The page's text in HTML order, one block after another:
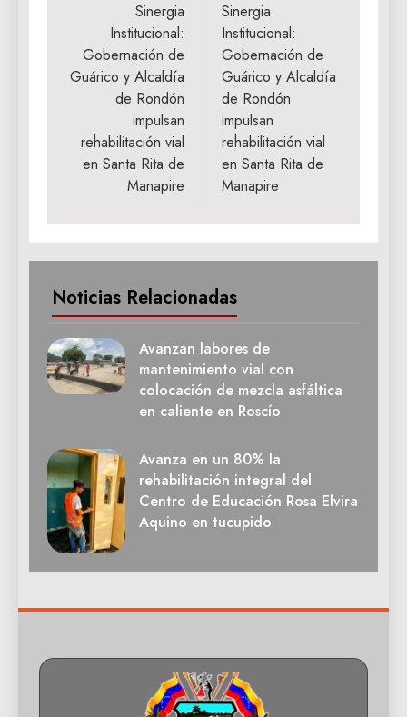
entradas
Sinergia
Institucional:
Gobernación de
Guárico y Alcaldía
de Rondón
impulsan
rehabilitación vial
en Santa Rita de
Manapire
Sinergia
Institucional:
Gobernación de
Guárico y Alcaldía
de Rondón
impulsan
rehabilitación vial
en Santa Rita de
Manapire
Noticias Relacionadas
Avanzan labores de
mantenimiento vial con
colocación de mezcla asfáltica
en caliente en Roscío
Avanza en un 80% la
rehabilitación integral del
Centro de Educación Rosa Elvira
Aquino en tucupido